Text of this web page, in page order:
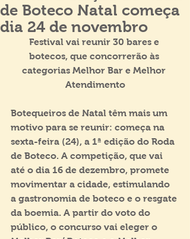
de Boteco Natal começa
dia 24 de novembro
Festival vai reunir 30 bares e
botecos, que concorrerão às
categorias Melhor Bar e Melhor
Atendimento
Botequeiros de Natal têm mais um
motivo para se reunir: começa na
sexta-feira (24), a 1ª edição do Roda
de Boteco. A competição, que vai
até o dia 16 de dezembro, promete
movimentar a cidade, estimulando
a gastronomia de boteco e o resgate
da boemia. A partir do voto do
público, o concurso vai eleger o